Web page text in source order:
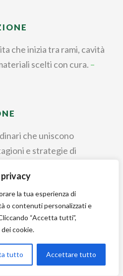
la tua esperienza di
o contenuti personalizzati e
“Accetta tutti”,
cookie.
tutto Accettare tutto
che inizia tra rami, cavità
scelti con cura. –
che uniscono
e strategie di
colori e canti per
– Scopri ->